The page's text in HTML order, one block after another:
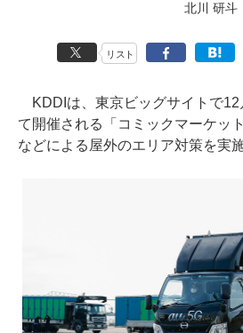
北川 研斗
リスト
KDDIは、東京ビッグサイトで12
て開催される「コミックマーケッ
などによる屋外のエリア対策を実施